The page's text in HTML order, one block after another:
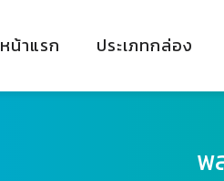
หน้าแรก ประเภทกล่อง
พ